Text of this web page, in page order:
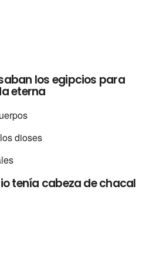
los egipcios para
eterna
dioses
tenía cabeza de chacal